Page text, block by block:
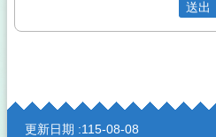
:::
更新日期
115-08-08